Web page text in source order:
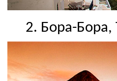
2. Бора-Бора,